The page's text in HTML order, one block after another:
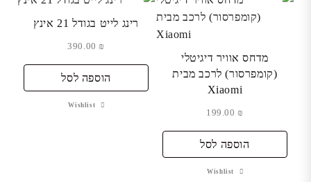
מדחס אוויר דיגיטלי
(קומפרסור) לרכב מבית
Xiaomi
₪
הוספה לסל
Wishlist
רינג לייט בגודל 21 אינץ
₪
הוספה לסל
Wishlist